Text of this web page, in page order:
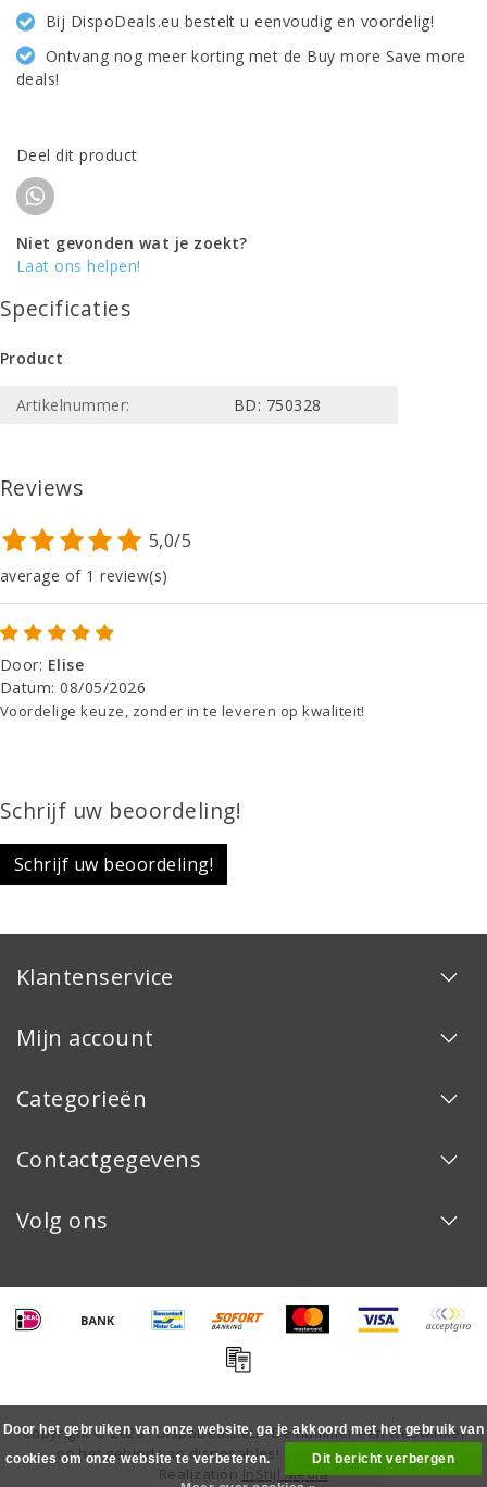
Bij DispoDeals.eu bestelt u eenvoudig en voordelig!
Ontvang nog meer korting met de Buy more Save more
deals!
Deel dit product
Niet gevonden wat je zoekt?
Laat ons helpen!
Specificaties
Product
Artikelnummer: BD: 750328
Reviews
5,0/5
average of 1 review(s)
Door: Elise
Datum:08/05/2026
Voordelige keuze, zonder in te leveren op kwaliteit!
Schrijf uw beoordeling!
Schrijf uw beoordeling!
Klantenservice
Mijn account
Categorieën
Contactgegevens
Volg ons
Copyright © 2026 - DispoDeals.eu - De nummer één webwinkel
op het gebied van disposables! - All rights reserved -
Realization InStijl Media
Door het gebruiken van onze website, ga je akkoord met het gebruik van
cookies om onze website te verbeteren.
Dit bericht verbergen